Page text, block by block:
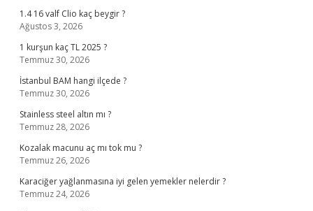
1.4 16 valf Clio kaç beygir ?
Ağustos 3, 2026
1 kurşun kaç TL 2025 ?
Temmuz 30, 2026
İstanbul BAM hangi ilçede ?
Temmuz 30, 2026
Stainless steel altın mı ?
Temmuz 28, 2026
Kozalak macunu aç mı tok mu ?
Temmuz 26, 2026
Karaciğer yağlanmasına iyi gelen yemekler nelerdir ?
Temmuz 24, 2026